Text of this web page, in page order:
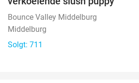
Bounce Valley Middelburg
Middelburg
Solgt: 711